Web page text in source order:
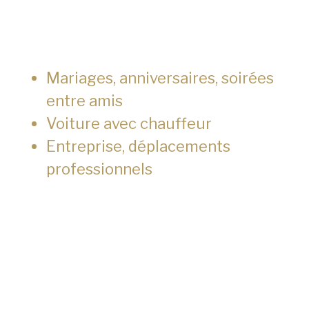
Mariages, anniversaires, soirées
entre amis
Voiture avec chauffeur
Entreprise, déplacements
professionnels